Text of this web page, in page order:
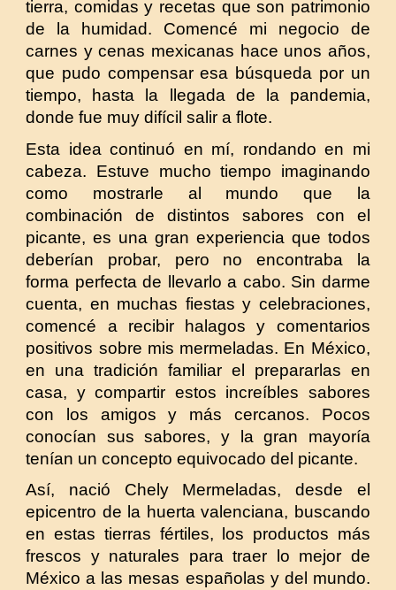
tierra, comidas y recetas que son patrimonio
de la humidad. Comencé mi negocio de
carnes y cenas mexicanas hace unos años,
que pudo compensar esa búsqueda por un
tiempo, hasta la llegada de la pandemia,
donde fue muy difícil salir a flote.
Esta idea continuó en mí, rondando en mi
cabeza. Estuve mucho tiempo imaginando
como mostrarle al mundo que la
combinación de distintos sabores con el
picante, es una gran experiencia que todos
deberían probar, pero no encontraba la
forma perfecta de llevarlo a cabo. Sin darme
cuenta, en muchas fiestas y celebraciones,
comencé a recibir halagos y comentarios
positivos sobre mis mermeladas. En México,
en una tradición familiar el prepararlas en
casa, y compartir estos increíbles sabores
con los amigos y más cercanos. Pocos
conocían sus sabores, y la gran mayoría
tenían un concepto equivocado del picante.
Así, nació Chely Mermeladas, desde el
epicentro de la huerta valenciana, buscando
en estas tierras fértiles, los productos más
frescos y naturales para traer lo mejor de
México a las mesas españolas y del mundo.